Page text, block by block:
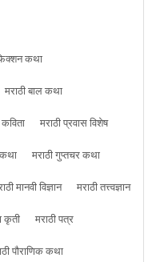
कथा
मराठी बाल कथा
मराठी प्रवास विशेष
मराठी गुप्तचर कथा
मानवी विज्ञान
मराठी तत्त्वज्ञान
कृती
मराठी पत्र
पौराणिक कथा